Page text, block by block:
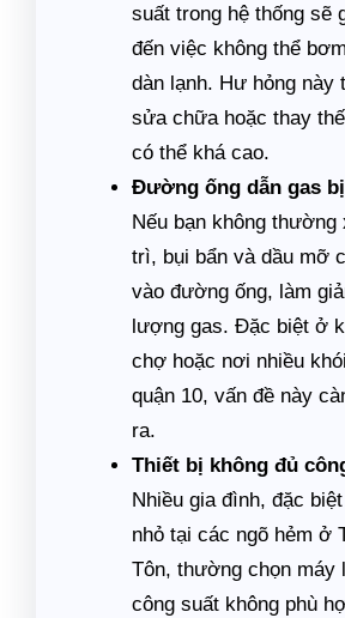
suất trong hệ thống sẽ
đến việc không thể
dàn lạnh. Hư hỏng này
sửa chữa hoặc thay
có thể khá cao.
Đường ống dẫn gas
Nếu bạn không thường
trì, bụi bẩn và dầu mỡ
vào đường ống, làm
lượng gas. Đặc biệt ở
chợ hoặc nơi nhiều
quận 10, vấn đề này
ra.
Thiết bị không đủ
Nhiều gia đình, đặc
nhỏ tại các ngõ hẻm ở
Tôn, thường chọn máy
công suất không phù